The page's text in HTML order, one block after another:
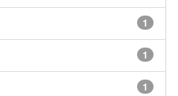
1
1
1